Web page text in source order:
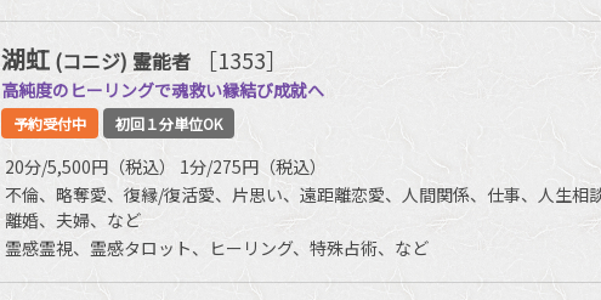
湖虹 (コニジ) 霊能者 ［1353］
高純度のヒーリングで魂救い縁結び成就へ
予約受付中 初回１分単位OK
20分/5,500円（税込） 1分/275円（税込）
不倫、略奪愛、復縁/復活愛、片思い、遠距離恋愛、人間関係、仕事、人生相
離婚、夫婦、など
霊感霊視、霊感タロット、ヒーリング、特殊占術、など